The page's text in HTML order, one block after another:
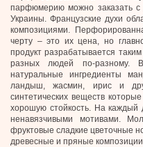
парфюмерию можно заказать с
Украины. Французские духи
композициями.
черту – это их цена, но
продукт разрабатывается
разных людей по-разному.
натуральные ингредиенты
ландыш, жасмин, ирис и
синтетических веществ
хорошую стойкость. На каждый
ненавязчивыми мотивами.
фруктовые сладкие цветочные
древесные и пряные композиции.